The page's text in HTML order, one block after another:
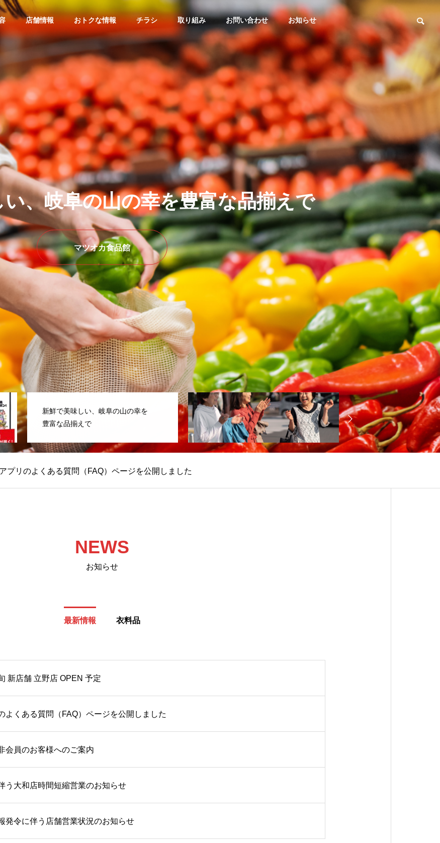
店舗情報 おトクな情報 チラシ 取り組み お問い合わせ お知らせ
GROUP
グループ会社
OUTLINE
会社概要
HISTORY
沿革
PHILOSOPHY
企業理念
FOOD
食品スーパー
年８月１日分
衣料：チラシ
衣料：２６年７月３１日分
食品：チラシ
食品：２６年７月２５日分
衣料：２６年
舗限定版！
い、岐阜の山の幸を豊富な品揃えで
マツオカ食品館
衣料品から布団まで何でも揃う便
利なお店
プリのよくある質問（FAQ）ページを公開しました
NEWS
お知らせ
最新情報 衣料品
新店舗 立野店 OPEN 予定
よくある質問（FAQ）ページを公開しました
会員のお客様へのご案内
う大和店時間短縮営業のお知らせ
発令に伴う店舗営業状況のお知らせ